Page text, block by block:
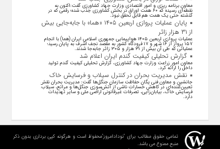
معاون برنامه ریزی و امور اقتصادی وزارت جهاد کشاورزی گفت:اکنون به
نقطه‌ای رسیده که ۶۰ همت اوراق در بخش کشاورزی جذب شده؛ رقمی که در
گذشته حتی یک همت هم قابل تحقق نبود.
پایان عملیات پروازی اربعین ۱۴۰۵ «هما» با جابه‌جایی بیش
از ۳۱ هزار زائر
عملیات پروازی اربعین ۱۴۰۵ هواپیمایی جمهوری اسلامی ایران (هما) با انجام
۱۵۷ پرواز از ۱۶ شهر و ۱۷ فرودگاه کشور به مقصد نجف اشرف به پایان رسید؛
عملیاتی که طی آن بیش از ۳۱ هزار و ۳۰۵ زائر جابه‌جا شدند.
گزارش تحلیلی کیفیت گندم ایران اعلام شد
معاون امور زراعت وزارت جهاد کشاورزی، گزارش تحلیلی کیفیت گندم تولید
داخل را ارائه کرد.
نقش مدیریت بحران در کنترل سیلاب و فرسایش خاک
جانشین و معاون فنی یگان حفاظت سازمان جنگل‌ها گفت: مدیریت بحران نقش
تعیین‌کننده‌ای در کاهش خسارات ناشی از آتش‌سوزی جنگل‌ها و مراتع، سیلاب،
فرسایش خاک، بیابان‌زایی، تصرفات غیرقانونی اراضی ملی و سایر تهدیدات
دارد.
تمامی حقوق مطالب برای "نودادامروز"محفوظ است و هرگونه کپی برداری بدون ذکر
منبع ممنوع می باشد.